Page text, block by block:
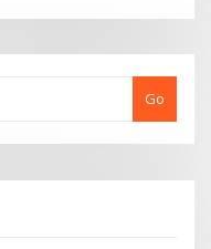
Go